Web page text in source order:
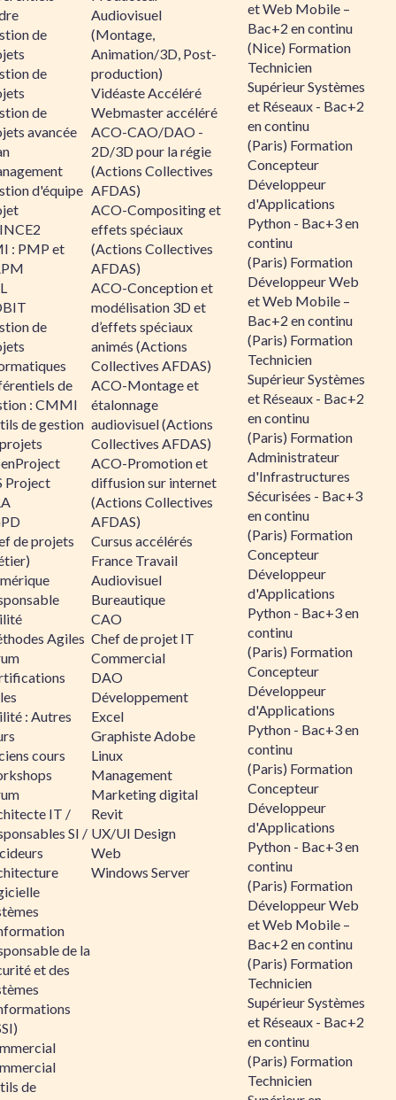
de
de
de
avancée
d'équipe
: PMP et
de
de
: CMMI
de gestion
Project
de projets
Agiles
: Autres
cours
IT /
SI /
de la
et des
de
Audiovisuel
(Montage,
Animation/3D, Post-
production)
Vidéaste Accéléré
Webmaster accéléré
ACO-CAO/DAO -
2D/3D pour la régie
(Actions Collectives
AFDAS)
ACO-Compositing et
effets spéciaux
(Actions Collectives
AFDAS)
ACO-Conception et
modélisation 3D et
d’effets spéciaux
animés (Actions
Collectives AFDAS)
ACO-Montage et
étalonnage
audiovisuel (Actions
Collectives AFDAS)
ACO-Promotion et
diffusion sur internet
(Actions Collectives
AFDAS)
Cursus accélérés
France Travail
Audiovisuel
Bureautique
CAO
Chef de projet IT
Commercial
DAO
Développement
Excel
Graphiste Adobe
Linux
Management
Marketing digital
Revit
UX/UI Design
Web
Windows Server
et Web Mobile –
Bac+2 en continu
(Nice) Formation
Technicien
Supérieur Systèmes
et Réseaux - Bac+2
en continu
(Paris) Formation
Concepteur
Développeur
d'Applications
Python - Bac+3 en
continu
(Paris) Formation
Développeur Web
et Web Mobile –
Bac+2 en continu
(Paris) Formation
Technicien
Supérieur Systèmes
et Réseaux - Bac+2
en continu
(Paris) Formation
Administrateur
d'Infrastructures
Sécurisées - Bac+3
en continu
(Paris) Formation
Concepteur
Développeur
d'Applications
Python - Bac+3 en
continu
(Paris) Formation
Concepteur
Développeur
d'Applications
Python - Bac+3 en
continu
(Paris) Formation
Concepteur
Développeur
d'Applications
Python - Bac+3 en
continu
(Paris) Formation
Développeur Web
et Web Mobile –
Bac+2 en continu
(Paris) Formation
Technicien
Supérieur Systèmes
et Réseaux - Bac+2
en continu
(Paris) Formation
Technicien